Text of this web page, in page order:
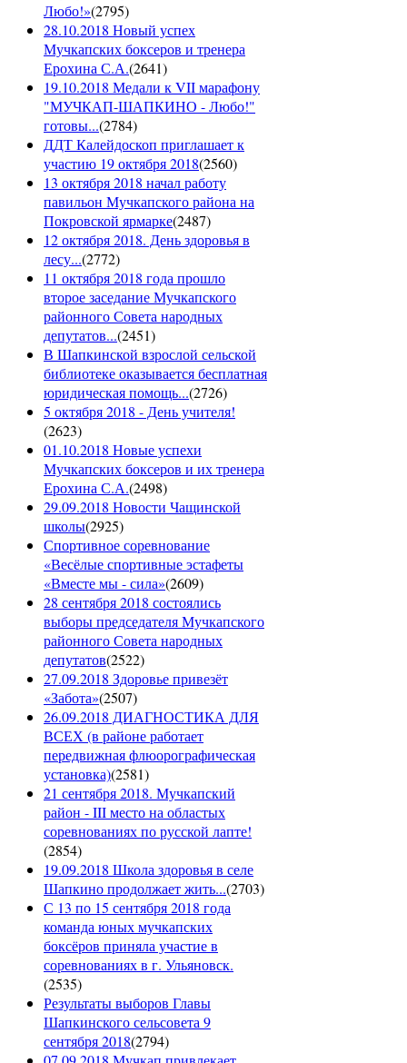
Любо!»(2795)
28.10.2018 Новый успех
Мучкапских боксеров и тренера
Ерохина С.А.(2641)
19.10.2018 Медали к VII марафону
"МУЧКАП-ШАПКИНО - Любо!"
готовы...(2784)
ДДТ Калейдоскоп приглашает к
участию 19 октября 2018(2560)
13 октября 2018 начал работу
павильон Мучкапского района на
Покровской ярмарке(2487)
12 октября 2018. День здоровья в
лесу...(2772)
11 октября 2018 года прошло
второе заседание Мучкапского
районного Совета народных
депутатов...(2451)
В Шапкинской взрослой сельской
библиотеке оказывается бесплатная
юридическая помощь...(2726)
5 октября 2018 - День учителя!
(2623)
01.10.2018 Новые успехи
Мучкапских боксеров и их тренера
Ерохина С.А.(2498)
29.09.2018 Новости Чащинской
школы(2925)
Спортивное соревнование
«Весёлые спортивные эстафеты
«Вместе мы - сила»(2609)
28 сентября 2018 состоялись
выборы председателя Мучкапского
районного Совета народных
депутатов(2522)
27.09.2018 Здоровье привезёт
«Забота»(2507)
26.09.2018 ДИАГНОСТИКА ДЛЯ
ВСЕХ (в районе работает
передвижная флюорографическая
установка)(2581)
21 сентября 2018. Мучкапский
район - III место на областых
соревнованиях по русской лапте!
(2854)
19.09.2018 Школа здоровья в селе
Шапкино продолжает жить...(2703)
С 13 по 15 сентября 2018 года
команда юных мучкапских
боксёров приняла участие в
соревнованиях в г. Ульяновск.
(2535)
Результаты выборов Главы
Шапкинского сельсовета 9
сентября 2018(2794)